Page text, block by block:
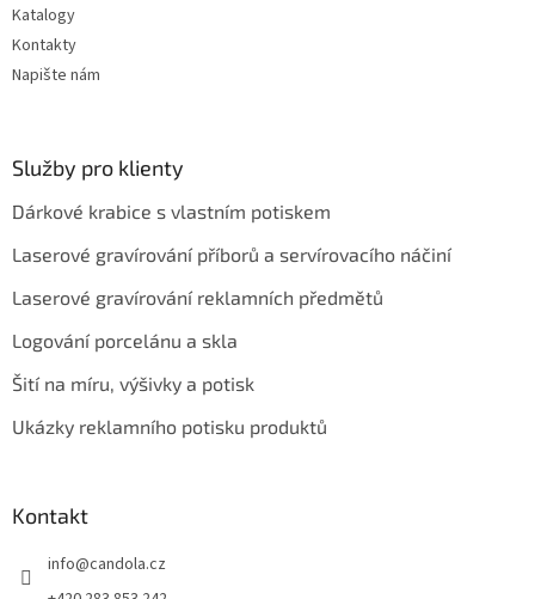
Katalogy
Kontakty
Napište nám
Služby pro klienty
Dárkové krabice s vlastním potiskem
Laserové gravírování příborů a servírovacího náčiní
Laserové gravírování reklamních předmětů
Logování porcelánu a skla
Šití na míru, výšivky a potisk
Ukázky reklamního potisku produktů
Kontakt
info@candola.cz